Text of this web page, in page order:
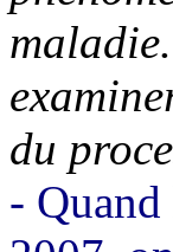
du
- Quand